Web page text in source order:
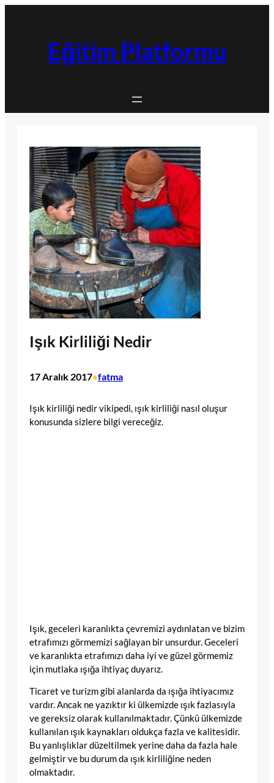
Eğitim Platformu
Işık Kirliliği Nedir
17 Aralık 2017•fatma
Işık kirliliği nedir vikipedi, ışık kirliliği nasıl oluşur
konusunda sizlere bilgi vereceğiz.
Işık, geceleri karanlıkta çevremizi aydınlatan ve bizim
etrafımızı görmemizi sağlayan bir unsurdur. Geceleri
ve karanlıkta etrafımızı daha iyi ve güzel görmemiz
için mutlaka ışığa ihtiyaç duyarız.
Ticaret ve turizm gibi alanlarda da ışığa ihtiyacımız
vardır. Ancak ne yazıktır ki ülkemizde ışık fazlasıyla
ve gereksiz olarak kullanılmaktadır. Çünkü ülkemizde
kullanılan ışık kaynakları oldukça fazla ve kalitesidir.
Bu yanlışlıklar düzeltilmek yerine daha da fazla hale
gelmiştir ve bu durum da ışık kirliliğine neden
olmaktadır.